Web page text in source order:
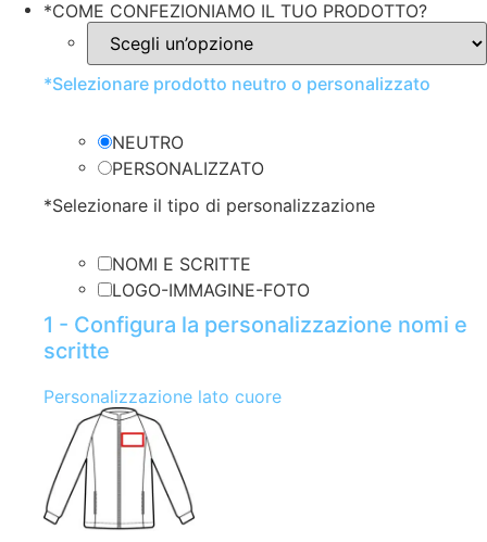
*COME CONFEZIONIAMO IL TUO PRODOTTO?
*Selezionare prodotto neutro o personalizzato
NEUTRO
PERSONALIZZATO
*Selezionare il tipo di personalizzazione
NOMI E SCRITTE
LOGO-IMMAGINE-FOTO
1 - Configura la personalizzazione nomi e
scritte
Personalizzazione lato cuore